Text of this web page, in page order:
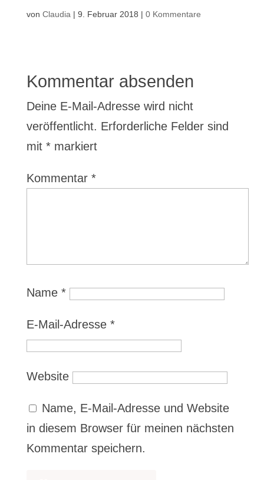
von Claudia | 9. Februar 2018 | 0 Kommentare
Kommentar absenden
Deine E-Mail-Adresse wird nicht
veröffentlicht. Erforderliche Felder sind
mit *markiert
Kommentar *
Name *
E-Mail-Adresse *
Website
Name, E-Mail-Adresse und Website
in diesem Browser für meinen nächsten
Kommentar speichern.